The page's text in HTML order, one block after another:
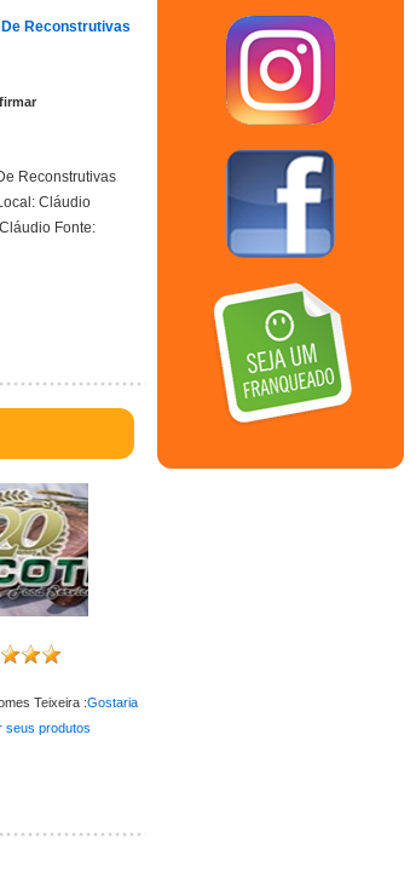
Reconstrutivas
Reconstrutivas
Cláudio
Fonte:
Teixeira :Gostaria
seus produtos